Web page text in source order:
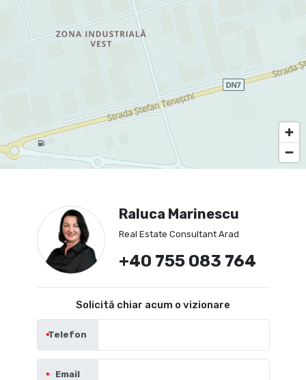
Raluca Marinescu
Real Estate Consultant Arad
+40 755 083 764
Solicită chiar acum o vizionare
Telefon
Email